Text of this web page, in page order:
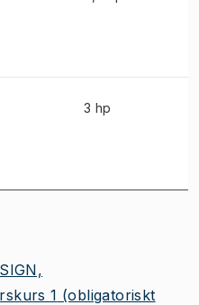
3 hp
1 (obligatoriskt